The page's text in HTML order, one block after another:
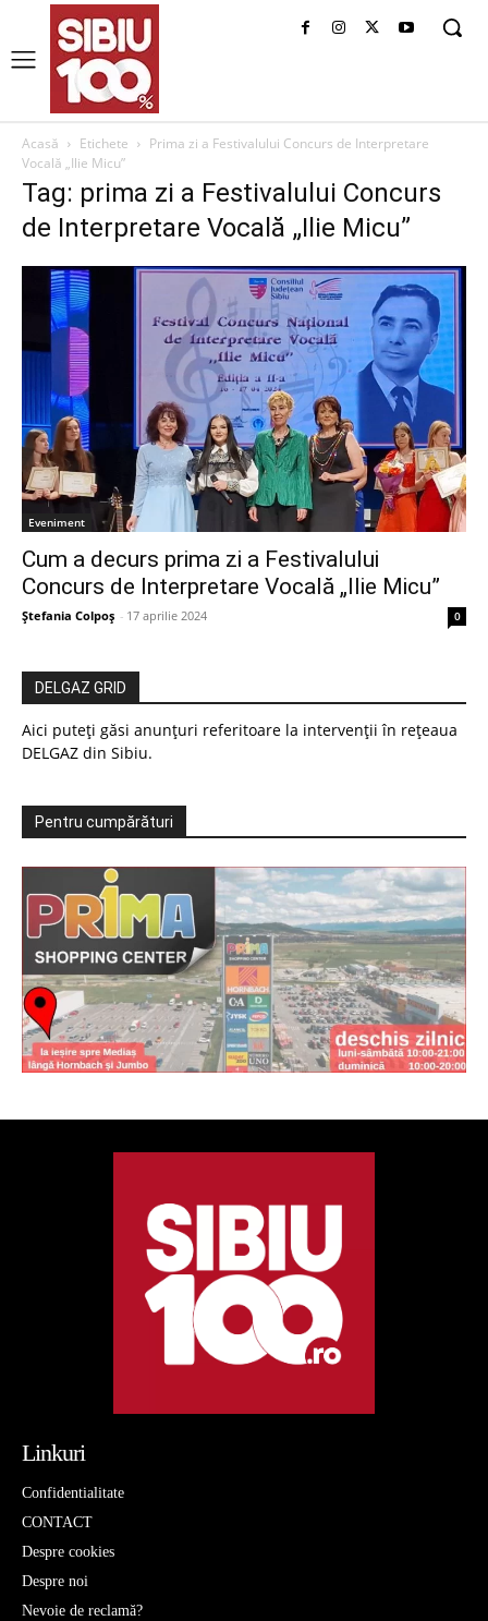
Acasă Etichete
Prima zi a Festivalului Concurs de Interpretare
Vocală „Ilie Micu”
Tag: prima zi a Festivalului Concurs
de Interpretare Vocală „Ilie Micu”
Eveniment
Cum a decurs prima zi a Festivalului
Concurs de Interpretare Vocală „Ilie Micu”
Ștefania Colpoș - 17 aprilie 2024 0
DELGAZ GRID
Aici puteți găsi anunțuri referitoare la intervenții în rețeaua
DELGAZ din Sibiu.
Pentru cumpărături
Linkuri
Confidentialitate
CONTACT
Despre cookies
Despre noi
Nevoie de reclamă?